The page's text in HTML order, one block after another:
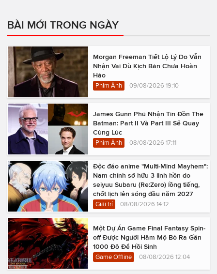
BÀI MỚI TRONG NGÀY
Morgan Freeman Tiết Lộ Lý Do Vẫn
Nhận Vai Dù Kịch Bản Chưa Hoàn
Hảo
Phim Ảnh 09/08/2026 19:10
James Gunn Phủ Nhận Tin Đồn The
Batman: Part II Và Part III Sẽ Quay
Cùng Lúc
Phim Ảnh 08/08/2026 17:11
Độc đáo anime "Multi-Mind Mayhem":
Nam chính sở hữu 3 linh hồn do
seiyuu Subaru (Re:Zero) lồng tiếng,
chốt lịch lên sóng đầu năm 2027
Giải trí 08/08/2026 14:12
Một Dự Án Game Final Fantasy Spin-
off Được Người Hâm Mộ Bỏ Ra Gần
1000 Đô Để Hồi Sinh
Game Offline 08/08/2026 12:04